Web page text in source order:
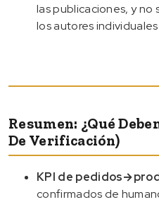
las publicaciones, y no
los autores
Resumen: ¿Qué
De Verificación)
KPI de
confirmados de